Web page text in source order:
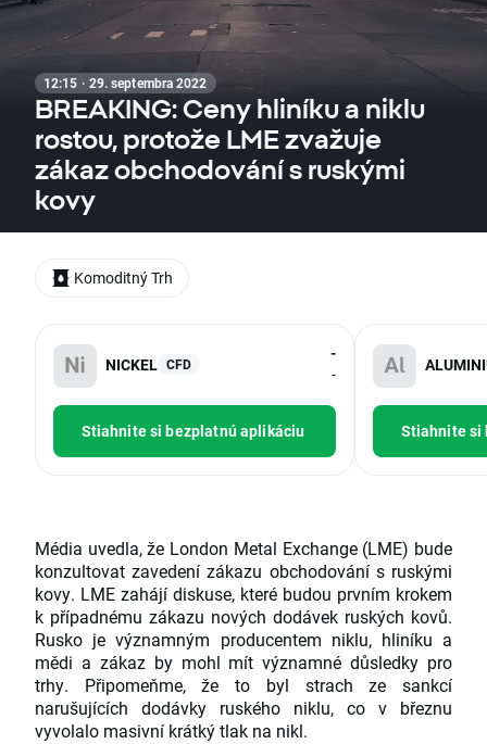
12:15 · 29. septembra 2022
BREAKING: Ceny hliníku a niklu
rostou, protože LME zvažuje
zákaz obchodování s ruskými
kovy
NICKEL CFD
-
-
Stiahnite si bezplatnú aplikáciu Stiahnite si
Média uvedla, že London Metal Exchange (LME) bude
konzultovat zavedení zákazu obchodování s ruskými
kovy. LME zahájí diskuse, které budou prvním krokem
k případnému zákazu nových dodávek ruských kovů.
Rusko je významným producentem niklu, hliníku a
mědi a zákaz by mohl mít významné důsledky pro
trhy. Připomeňme, že to byl strach ze sankcí
narušujících dodávky ruského niklu, co v březnu
vyvolalo masivní krátký tlak na nikl.
Komoditný Trh